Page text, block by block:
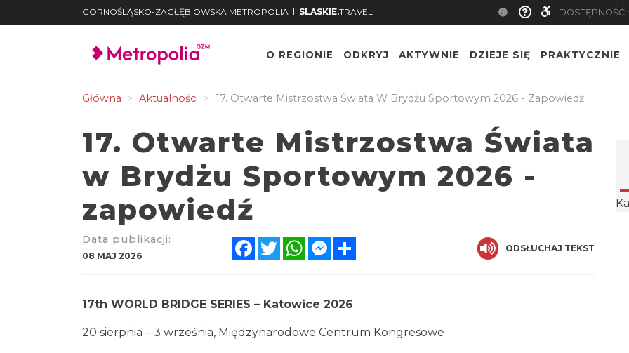
GÓRNOŚLĄSKO-ZAGŁĘBIOWSKA METROPOLIA |SLASKIE.TRAVEL
O REGIONIE ODKRYJ AKTYWNIE DZIEJE SIĘ PRAKTYCZNIE
Główna Aktualności 17. Otwarte Mistrzostwa Świata W Brydżu Sportowym 2026 - Zapowiedź
17. Otwarte Mistrzostwa
Świata w Brydżu Sportowym
2026 - zapowiedź
Data publikacji:
08 MAJ 2026
Facebook
TwitterWhatsAppMessenger ODSŁUCHAJ TEKST
17th WORLD BRIDGE SERIES – Katowice 2026
20 sierpnia – 3 września, Międzynarodowe Centrum Kongresowe